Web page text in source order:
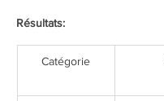
Résultats:
Catégorie